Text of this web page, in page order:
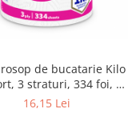
de bucatarie Kilo
3 straturi, 334 foi, 1
kg
16,15 Lei